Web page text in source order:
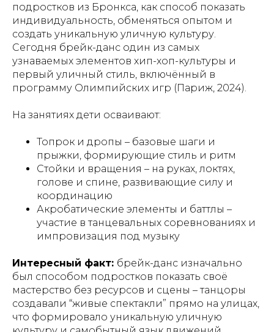
подростков из Бронкса, как способ показать
индивидуальность, обменяться опытом и
создать уникальную уличную культуру.
Сегодня брейк-данс один из самых
узнаваемых элементов хип-хоп-культуры и
первый уличный стиль, включённый в
программу Олимпийских игр (Париж, 2024).
На занятиях дети осваивают:
Топрок и дропы – базовые шаги и
прыжки, формирующие стиль и ритм
Стойки и вращения – на руках, локтях,
голове и спине, развивающие силу и
координацию
Акробатические элементы и баттлы –
участие в танцевальных соревнованиях и
импровизация под музыку
Интересный факт: брейк-данс изначально
был способом подростков показать своё
мастерство без ресурсов и сцены – танцоры
создавали “живые спектакли” прямо на улицах,
что формировало уникальную уличную